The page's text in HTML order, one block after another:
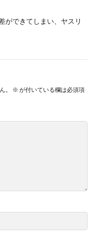
ができてしまい、ヤスリ
。 ※ が付いている欄は必須項